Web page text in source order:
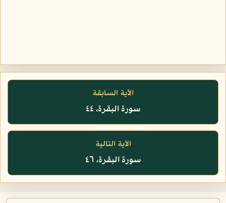
الآية السابقة
سورة البقرة، ٤٤
الآية التالية
سورة البقرة، ٤٦